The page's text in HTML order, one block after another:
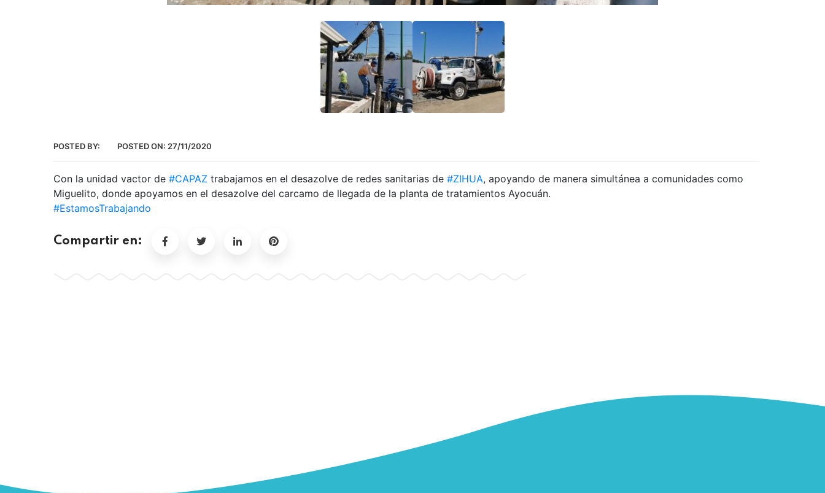
POSTED BY: POSTED ON: 27/11/2020
Con la unidad vactor de #CAPAZ trabajamos en el desazolve de redes sanitarias de #ZIHUA, apoyando de manera simultánea a comunidades como
Miguelito, donde apoyamos en el desazolve del carcamo de llegada de la planta de tratamientos Ayocuán.
#EstamosTrabajando
Compartir en: